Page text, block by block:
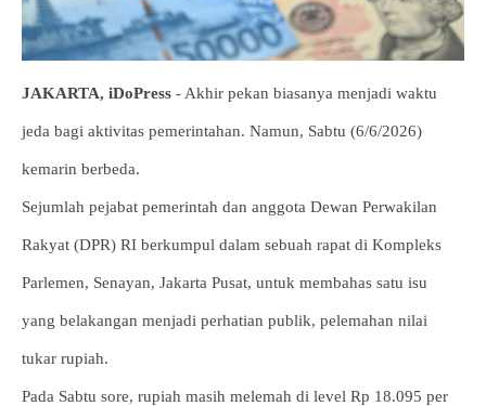
JAKARTA, iDoPress - Akhir pekan biasanya menjadi waktu
jeda bagi aktivitas pemerintahan. Namun, Sabtu (6/6/2026)
kemarin berbeda.
Sejumlah pejabat pemerintah dan anggota Dewan Perwakilan
Rakyat (DPR) RI berkumpul dalam sebuah rapat di Kompleks
Parlemen, Senayan, Jakarta Pusat, untuk membahas satu isu
yang belakangan menjadi perhatian publik, pelemahan nilai
tukar rupiah.
Pada Sabtu sore, rupiah masih melemah di level Rp 18.095 per